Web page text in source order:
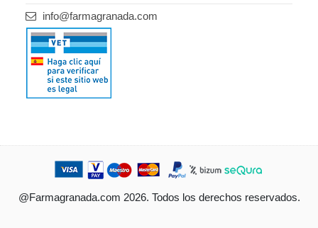
info@farmagranada.com
@Farmagranada.com 2026. Todos los derechos reservados.